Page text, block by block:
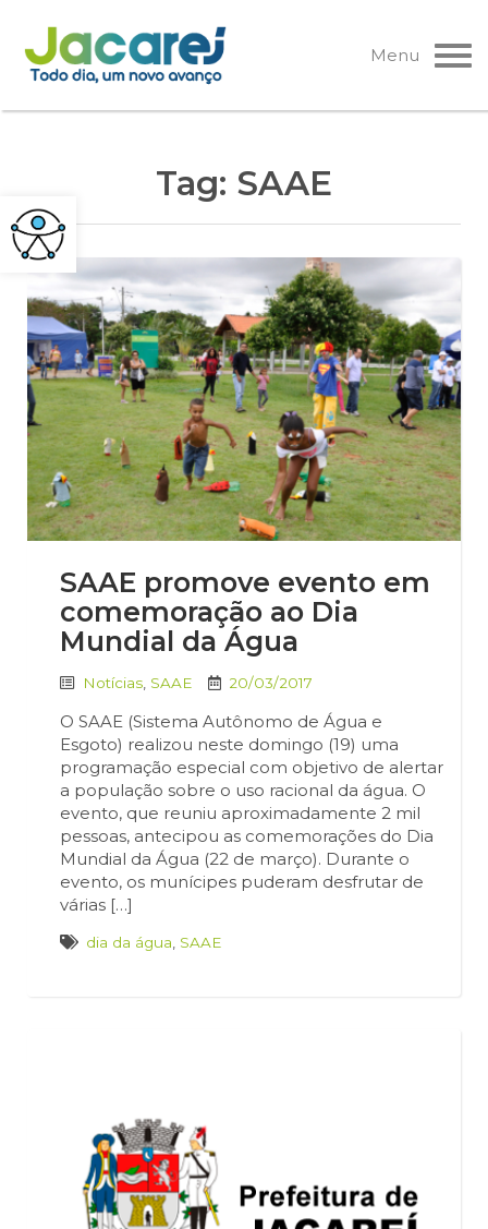
Pular
para
o
Menu
Tag: SAAE
SAAE promove evento em
comemoração ao Dia
Mundial da Água
Notícias SAAE 20/03/2017
O SAAE (Sistema Autônomo de Água e
Esgoto) realizou neste domingo (19) uma
programação especial com objetivo de alertar
a população sobre o uso racional da água. O
evento, que reuniu aproximadamente 2 mil
pessoas, antecipou as comemorações do Dia
Mundial da Água (22 de março). Durante o
evento, os munícipes puderam desfrutar de
várias […]
dia da água SAAE